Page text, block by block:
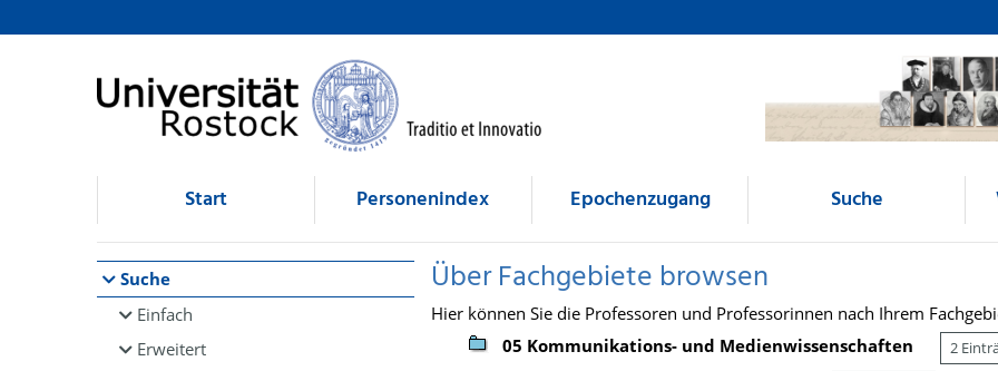
Browsen
direkt zum Inhalt
Start Personenindex Epochenzugang Suche
Suche
Einfach
Erweitert
Über Fachgebiete browsen
Hier können Sie die Professoren und Professorinnen nach Ihrem
05 Kommunikations- und Medienwissenschaften
2